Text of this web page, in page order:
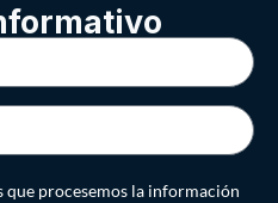
que procesemos la información